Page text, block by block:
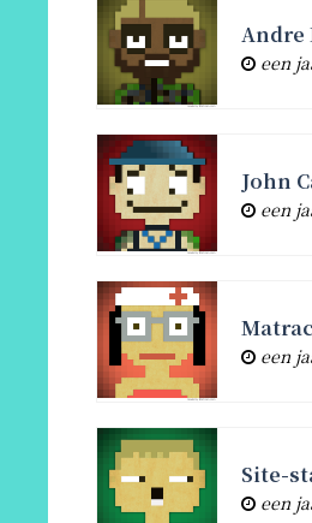
Andre
een
John
een
een
Site-
een